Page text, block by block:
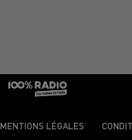
MENTIONS LÉGALES